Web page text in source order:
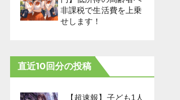
非課税で生活費を上乗
せします！
直近10回分の投稿
【超速報】子ども1人